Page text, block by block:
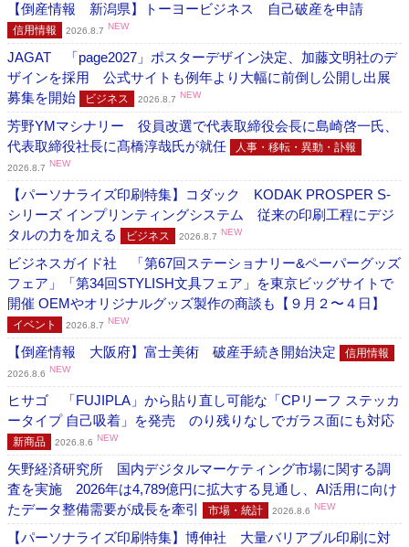
【倒産情報 新潟県】トーヨービジネス 自己破産を申請
信用情報 2026.8.7 NEW
JAGAT 「page2027」ポスターデザイン決定、加藤文明社のデ
ザインを採用 公式サイトも例年より大幅に前倒し公開し出展
募集を開始
ビジネス 2026.8.7 NEW
芳野YMマシナリー 役員改選で代表取締役会長に島崎啓一氏、
代表取締役社長に髙橋淳哉氏が就任
人事・移転・異動・訃報
2026.8.7 NEW
【パーソナライズ印刷特集】コダック KODAK PROSPER S-
シリーズ インプリンティングシステム 従来の印刷工程にデジ
タルの力を加える
ビジネス 2026.8.7 NEW
ビジネスガイド社 「第67回ステーショナリー&ペーパーグッズ
フェア」「第34回STYLISH文具フェア」を東京ビッグサイトで
開催 OEMやオリジナルグッズ製作の商談も【９月２〜４日】
イベント 2026.8.7 NEW
【倒産情報 大阪府】富士美術 破産手続き開始決定 信用情報
2026.8.6 NEW
ヒサゴ 「FUJIPLA」から貼り直し可能な「CPリーフ ステッカ
ータイプ 自己吸着」を発売 のり残りなしでガラス面にも対応
新商品 2026.8.6 NEW
矢野経済研究所 国内デジタルマーケティング市場に関する調
査を実施 2026年は4,789億円に拡大する見通し、AI活用に向け
たデータ整備需要が成長を牽引
市場・統計 2026.8.6 NEW
【パーソナライズ印刷特集】博伸社 大量バリアブル印刷に対